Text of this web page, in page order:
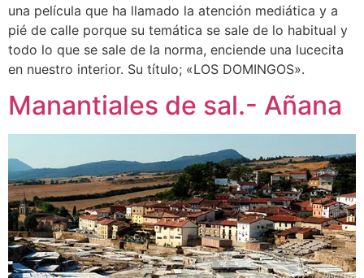
una película que ha llamado la atención mediática y a
pié de calle porque su temática se sale de lo habitual y
todo lo que se sale de la norma, enciende una lucecita
en nuestro interior. Su título; «LOS DOMINGOS».
Manantiales de sal.- Añana